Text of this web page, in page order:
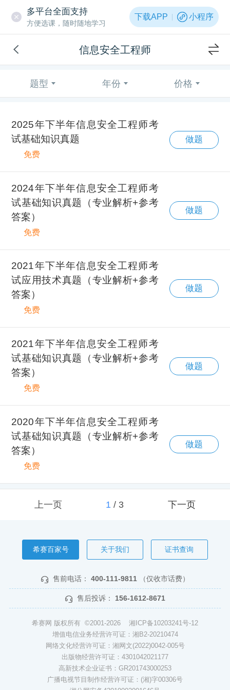
多平台全面支持
方便选课，随时随地学习
下载APP 小程序
信息安全工程师
题型 年份 价格
2025年下半年信息安全工程师考
试基础知识真题
免费
做题
2024年下半年信息安全工程师考
试基础知识真题（专业解析+参考
答案）
免费
做题
2021年下半年信息安全工程师考
试应用技术真题（专业解析+参考
答案）
免费
做题
2021年下半年信息安全工程师考
试基础知识真题（专业解析+参考
答案）
免费
做题
2020年下半年信息安全工程师考
试基础知识真题（专业解析+参考
答案）
免费
做题
上一页 1/ 3 下一页
希赛百家号 关于我们 证书查询
售前电话： 400-111-9811 （仅收市话费）
售后投诉： 156-1612-8671
希赛网 版权所有 ©2001-2026 湘ICP备10203241号-12
增值电信业务经营许可证：湘B2-20210474
网络文化经营许可证：湘网文(2022)0042-005号
出版物经营许可证：4301042021177
高新技术企业证书：GR201743000253
广播电视节目制作经营许可证：(湘)字00306号